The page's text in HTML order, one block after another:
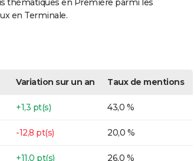
thèmatiques en Première parmi les
en Terminale.
Variation sur un an Taux de mentions
+1,3 pt(s) 43,0 %
-12,8 pt(s) 20,0 %
+11,0 pt(s) 26,0 %